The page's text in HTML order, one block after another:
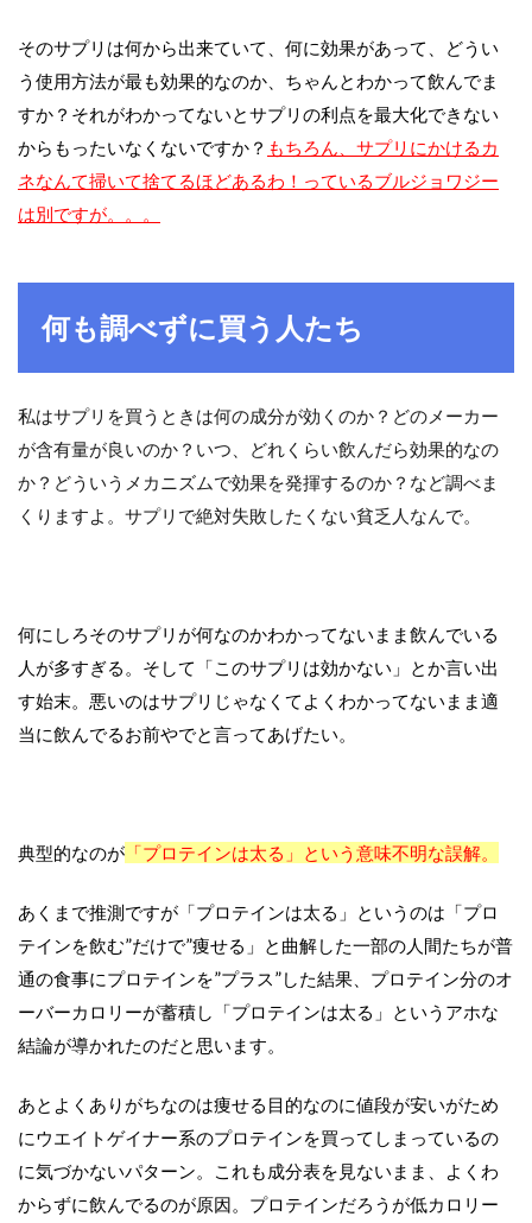
そのサプリは何から出来ていて、何に効果があって、どうい
う使用方法が最も効果的なのか、ちゃんとわかって飲んでま
すか？それがわかってないとサプリの利点を最大化できない
からもったいなくないですか？ もちろん、サプリにかけるカ
ネなんて掃いて捨てるほどあるわ！っているブルジョワジー
は別ですが。。。
何も調べずに買う人たち
私はサプリを買うときは何の成分が効くのか？どのメーカー
が含有量が良いのか？いつ、どれくらい飲んだら効果的なの
か？どういうメカニズムで効果を発揮するのか？など調べま
くりますよ。サプリで絶対失敗したくない貧乏人なんで。
何にしろそのサプリが何なのかわかってないまま飲んでいる
人が多すぎる。そして「このサプリは効かない」とか言い出
す始末。悪いのはサプリじゃなくてよくわかってないまま適
当に飲んでるお前やでと言ってあげたい。
典型的なのが 「プロテインは太る」という意味不明な誤解。
あくまで推測ですが「プロテインは太る」というのは「プロ
テインを飲む”だけで”痩せる」と曲解した一部の人間たちが普
通の食事にプロテインを”プラス”した結果、プロテイン分のオ
ーバーカロリーが蓄積し「プロテインは太る」というアホな
結論が導かれたのだと思います。
あとよくありがちなのは痩せる目的なのに値段が安いがため
にウエイトゲイナー系のプロテインを買ってしまっているの
に気づかないパターン。これも成分表を見ないまま、よくわ
からずに飲んでるのが原因。プロテインだろうが低カロリー